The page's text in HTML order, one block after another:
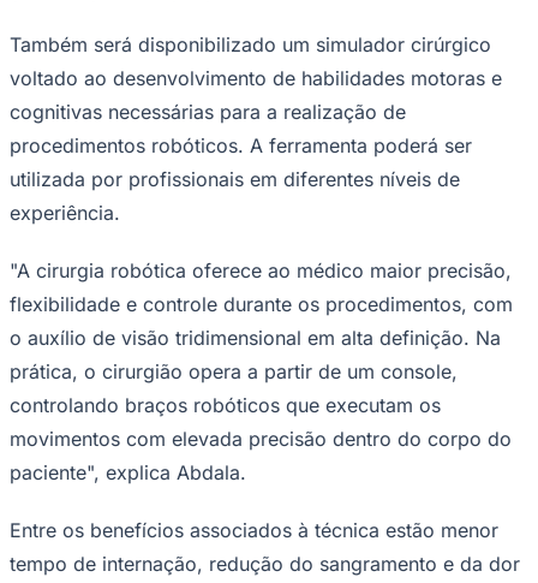
Palmeiras
Também será disponibilizado um simulador cirúrgico
voltado ao desenvolvimento de habilidades motoras e
cognitivas necessárias para a realização de
procedimentos robóticos. A ferramenta poderá ser
utilizada por profissionais em diferentes níveis de
experiência.
"A cirurgia robótica oferece ao médico maior precisão,
flexibilidade e controle durante os procedimentos, com
o auxílio de visão tridimensional em alta definição. Na
prática, o cirurgião opera a partir de um console,
controlando braços robóticos que executam os
movimentos com elevada precisão dentro do corpo do
paciente", explica Abdala.
Entre os benefícios associados à técnica estão menor
tempo de internação, redução do sangramento e da dor